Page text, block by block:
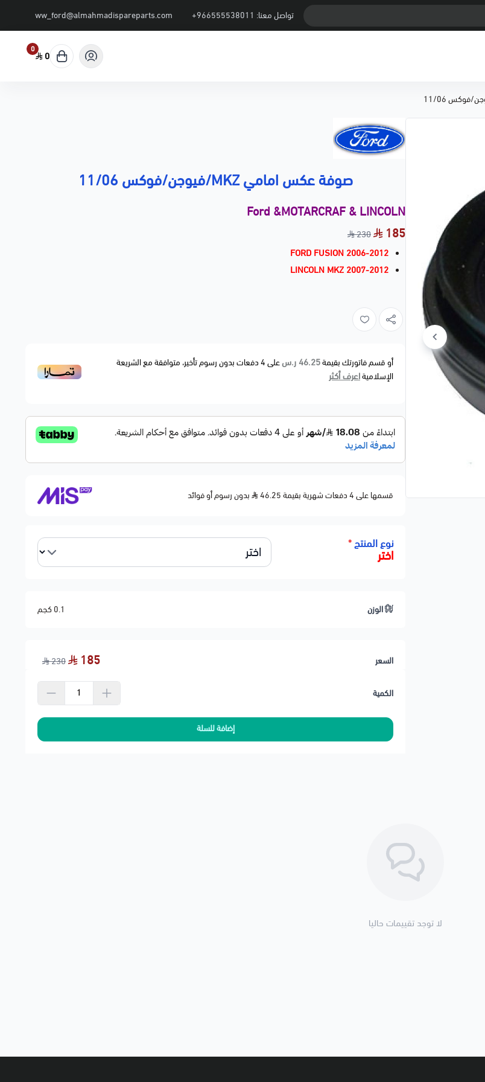
تواصل معنا: +966555538011
ww_ford@almahmadispareparts.com
0
0
صوفة عكس امامي MKZ/فيوجن/فوكس 11/06
Ford &MOTARCRAF & LINCOLN
185
230
FORD FUSION 2006-2012
LINCOLN MKZ 2007-2012
أو قسم فاتورتك بقيمة46.25 ر.س على4دفعات بدون رسوم تأخير، متوافقة مع الشريعة
الإسلاميةاعرف أكثر
قسمها على 4 دفعات شهرية بقيمة 46.25 بدون رسوم أو فوائد
نوع المنتج*
اختر
الوزن 0.1 كجم
السعر 185
230
الكمية
إضافة للسلة
لا توجد تقييمات حاليا